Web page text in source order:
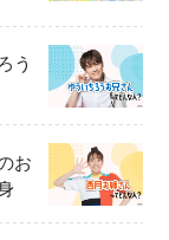
う
お